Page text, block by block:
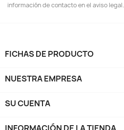
información de contacto en el aviso legal.
FICHAS DE PRODUCTO
NUESTRA EMPRESA
SU CUENTA